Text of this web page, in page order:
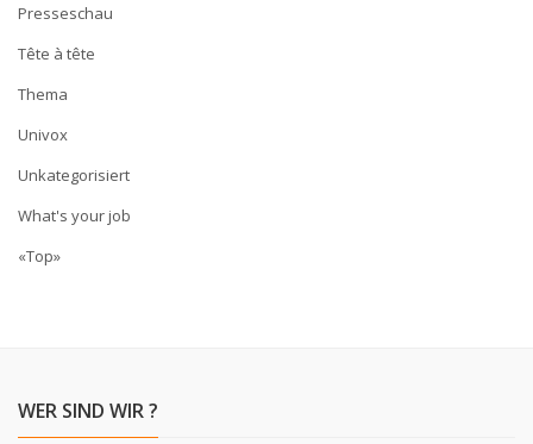
Presseschau
Tête à tête
Thema
Univox
Unkategorisiert
What's your job
«Top»
WER SIND WIR ?